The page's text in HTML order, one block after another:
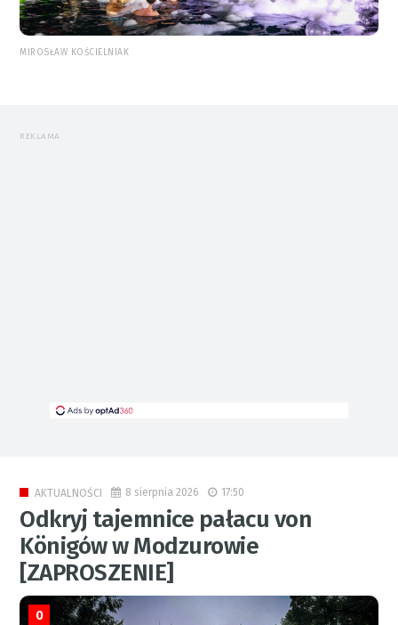
MIROSŁAW KOŚCIELNIAK
REKLAMA
AKTUALNOŚCI 8 sierpnia 2026 17:50
Odkryj tajemnice pałacu von
Königów w Modzurowie
[ZAPROSZENIE]
0